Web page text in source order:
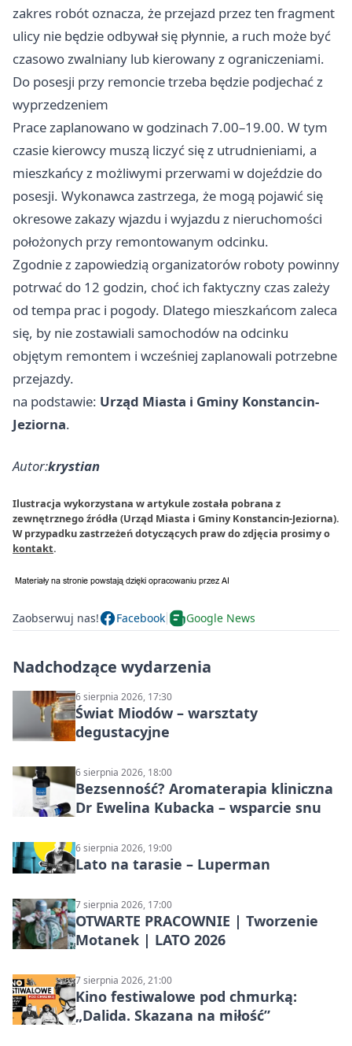
zakres robót oznacza, że przejazd przez ten fragment
ulicy nie będzie odbywał się płynnie, a ruch może być
czasowo zwalniany lub kierowany z ograniczeniami.
Do posesji przy remoncie trzeba będzie podjechać z
wyprzedzeniem
Prace zaplanowano w godzinach 7.00–19.00. W tym
czasie kierowcy muszą liczyć się z utrudnieniami, a
mieszkańcy z możliwymi przerwami w dojeździe do
posesji. Wykonawca zastrzega, że mogą pojawić się
okresowe zakazy wjazdu i wyjazdu z nieruchomości
położonych przy remontowanym odcinku.
Zgodnie z zapowiedzią organizatorów roboty powinny
potrwać do 12 godzin, choć ich faktyczny czas zależy
od tempa prac i pogody. Dlatego mieszkańcom zaleca
się, by nie zostawiali samochodów na odcinku
objętym remontem i wcześniej zaplanowali potrzebne
przejazdy.
na podstawie: Urząd Miasta i Gminy Konstancin-
Jeziorna.
Autor:krystian
Ilustracja wykorzystana w artykule została pobrana z
zewnętrznego źródła (Urząd Miasta i Gminy Konstancin-Jeziorna).
W przypadku zastrzeżeń dotyczących praw do zdjęcia prosimy o
kontakt.
Zaobserwuj nas! Facebook Google News
Nadchodzące wydarzenia
6 sierpnia 2026, 17:30
Świat Miodów – warsztaty
degustacyjne
6 sierpnia 2026, 18:00
Bezsenność? Aromaterapia kliniczna
Dr Ewelina Kubacka – wsparcie snu
6 sierpnia 2026, 19:00
Lato na tarasie – Luperman
7 sierpnia 2026, 17:00
OTWARTE PRACOWNIE | Tworzenie
Motanek | LATO 2026
7 sierpnia 2026, 21:00
Kino festiwalowe pod chmurką:
„Dalida. Skazana na miłość”